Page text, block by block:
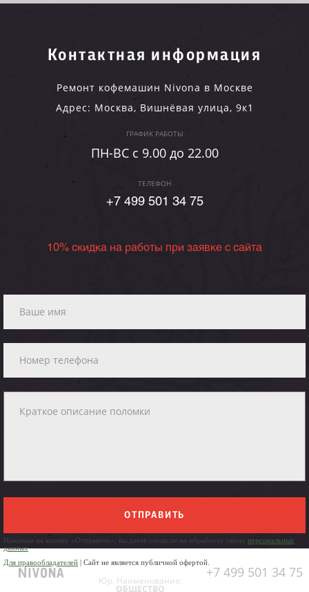
Контактная информация
Ремонт кофемашин Nivona в Москве
Адрес: Москва, Вишнёвая улица, 9к1
ГРАФИК РАБОТЫ
ПН-ВC c 9.00 до 22.00
ТЕЛЕФОН
+7 499 501 34 75
10% скидка на работы при заявке с сайта
ОТПРАВИТЬ
Нажимая на кнопку «Отправить», вы даете согласие на обработку своих персональных
данных
Для правообладателей | Сайт не является публичной офертой.
+7 499 501 34 75
Юр. Наименование:
ОБЩЕСТВО